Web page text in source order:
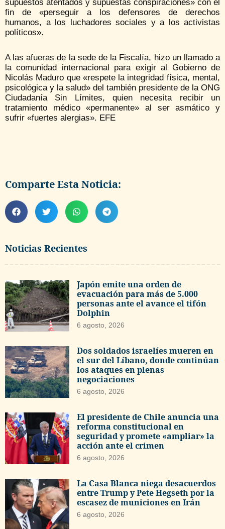
Noticias Recientes
Japón emite una orden de
evacuación para más de 5.000
personas ante el avance el tifón
Dolphin
6 agosto, 2026
Dos soldados israelíes mueren en
el sur del Líbano, donde continúan
los ataques en plenas
negociaciones
6 agosto, 2026
El presidente de Chile anuncia una
reforma constitucional en
seguridad y promete «ampliar» la
acción ante el crimen
6 agosto, 2026
La Casa Blanca niega desacuerdos
entre Trump y Pete Hegseth por la
escasez de municiones en Irán
6 agosto, 2026
supuestos atentados y supuestas conspiraciones» con el
fin de «perseguir a los defensores de derechos
humanos, a los luchadores sociales y a los activistas
políticos».
A las afueras de la sede de la Fiscalía, hizo un llamado a
la comunidad internacional para exigir al Gobierno de
Nicolás Maduro que «respete la integridad física, mental,
psicológica y la salud» del también presidente de la ONG
Ciudadanía Sin Límites, quien necesita recibir un
tratamiento médico «permanente» al ser asmático y
sufrir «fuertes alergias». EFE
Comparte Esta Noticia: